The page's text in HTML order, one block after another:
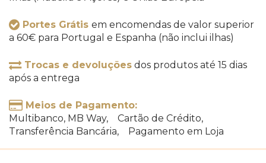
Portes Grátis em encomendas de valor superior
a 60€ para Portugal e Espanha (não inclui ilhas)
Trocas e devoluções dos produtos até 15 dias
após a entrega
Meios de Pagamento:
Multibanco, MB Way, Cartão de Crédito,
Transferência Bancária, Pagamento em Loja